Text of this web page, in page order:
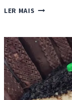
LER MAIS QUEQUES
BY
BDJ